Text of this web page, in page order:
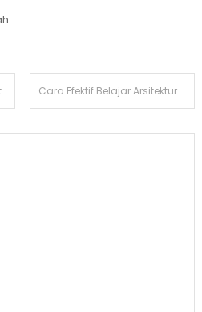
Cara Efektif Belajar Arsitektur Tanpa Guru